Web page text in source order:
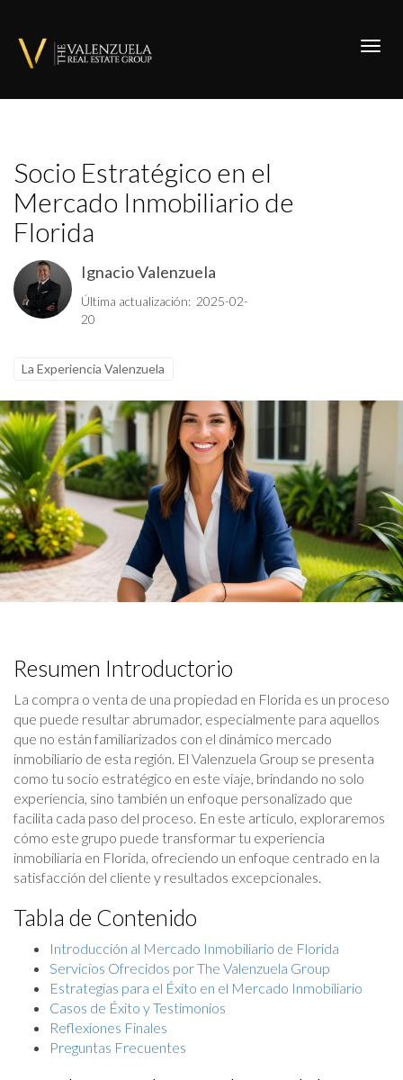
Socio Estratégico en el
Mercado Inmobiliario de
Florida
Ignacio Valenzuela
Última actualización: 2025-02-
20
La Experiencia Valenzuela
Resumen Introductorio
La compra o venta de una propiedad en Florida es un proceso
que puede resultar abrumador, especialmente para aquellos
que no están familiarizados con el dinámico mercado
inmobiliario de esta región. El Valenzuela Group se presenta
como tu socio estratégico en este viaje, brindando no solo
experiencia, sino también un enfoque personalizado que
facilita cada paso del proceso. En este artículo, exploraremos
cómo este grupo puede transformar tu experiencia
inmobiliaria en Florida, ofreciendo un enfoque centrado en la
satisfacción del cliente y resultados excepcionales.
Tabla de Contenido
Introducción al Mercado Inmobiliario de Florida
Servicios Ofrecidos por The Valenzuela Group
Estrategias para el Éxito en el Mercado Inmobiliario
Casos de Éxito y Testimonios
Reflexiones Finales
Preguntas Frecuentes